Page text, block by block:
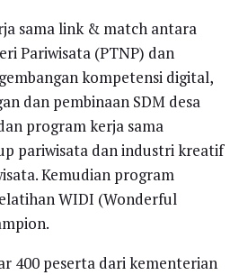
sama link & match antara
Pariwisata (PTNP) dan
kompetensi digital,
dan pembinaan SDM desa
program kerja sama
pariwisata dan industri kreatif
Kemudian program
WIDI (Wonderful
400 peserta dari kementerian